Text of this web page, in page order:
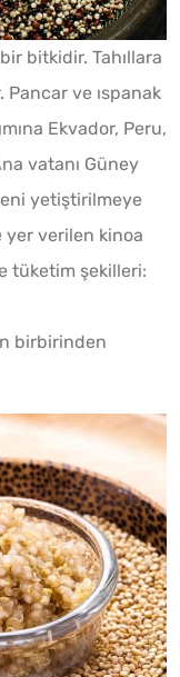
bitkidir. Tahıllara
ve ıspanak
Ekvador, Peru,
vatanı Güney
yetiştirilmeye
yer verilen kinoa
tüketim şekilleri:
birbirinden